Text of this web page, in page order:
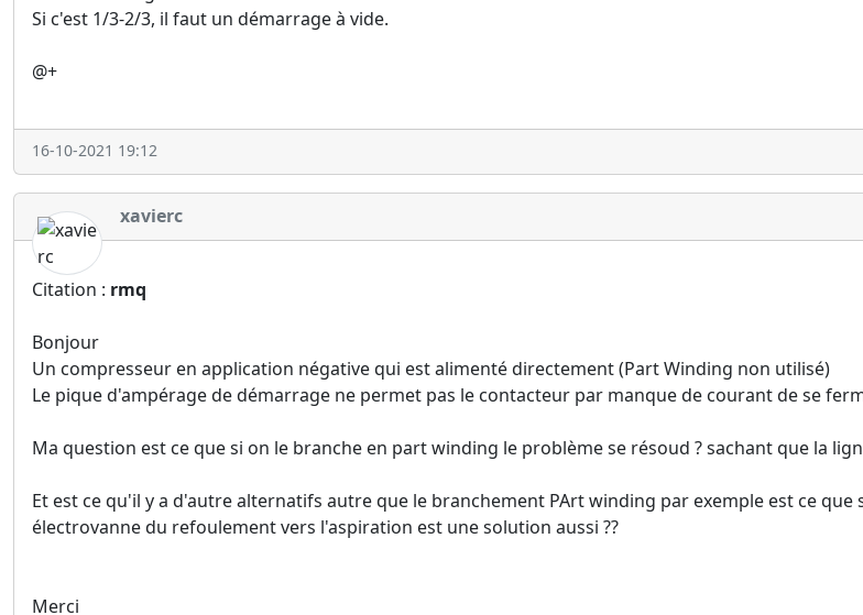
Si c'est 1/3-2/3, il faut un démarrage à vide.
@+
16-10-2021 19:12
xavierc
Citation : rmq
Bonjour
Un compresseur en application négative qui est alimenté directement (Part Winding non utilisé)
Le pique d'ampérage de démarrage ne permet pas le contacteur par manque de courant de se
Ma question est ce que si on le branche en part winding le problème se résoud ? sachant que la
Et est ce qu'il y a d'autre alternatifs autre que le branchement PArt winding par exemple est ce
électrovanne du refoulement vers l'aspiration est une solution aussi ??
Merci